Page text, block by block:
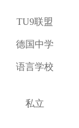
TU9联盟
德国中学
语言学校
私立